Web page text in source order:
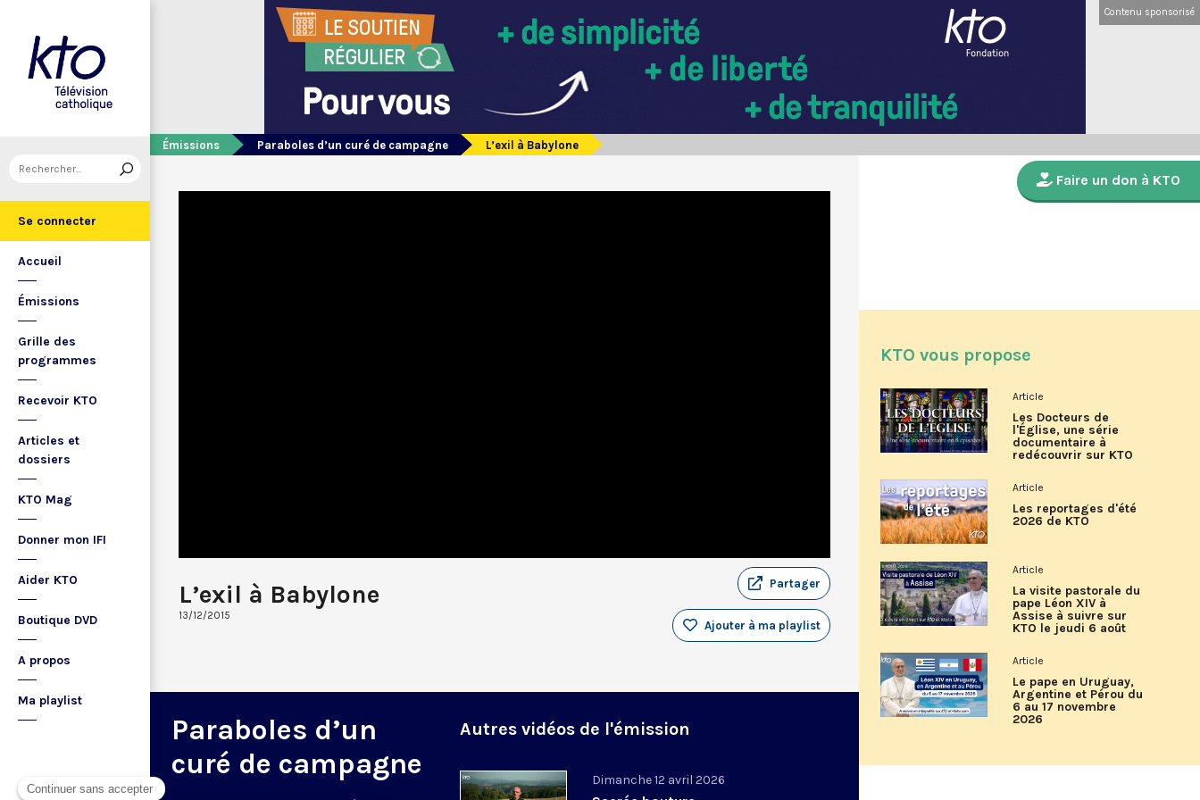
Se connecter
Accueil
Émissions
Grille des
programmes
Recevoir KTO
Articles et
dossiers
KTO Mag
Donner mon IFI
Aider KTO
Boutique DVD
A propos
Ma playlist
Contenu sponsorisé
Émissions Paraboles d’un curé de campagne L’exil à Babylone
L’exil à Babylone
13/12/2015
Partager
Ajouter à ma playlist
Paraboles d’un
curé de campagne
Autres vidéos de l'émission
Dimanche 12 avril 2026
Faire un don à KTO
KTO vous propose
Article
Les Docteurs de
l'Église, une série
documentaire à
redécouvrir sur KTO
Article
Les reportages d'été
2026 de KTO
Article
La visite pastorale du
pape Léon XIV à
Assise à suivre sur
KTO le jeudi 6 août
Article
Le pape en Uruguay,
Argentine et Pérou du
6 au 17 novembre
2026